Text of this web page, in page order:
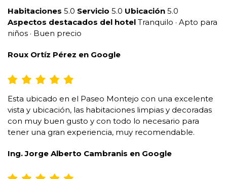
Habitaciones 5.0 Servicio 5.0 Ubicación 5.0
Aspectos destacados del hotel Tranquilo · Apto para
niños · Buen precio
Roux Ortíz Pérez en Google
Esta ubicado en el Paseo Montejo con una excelente
vista y ubicación, las habitaciones limpias y decoradas
con muy buen gusto y con todo lo necesario para
tener una gran experiencia, muy recomendable.
Ing. Jorge Alberto Cambranis en Google